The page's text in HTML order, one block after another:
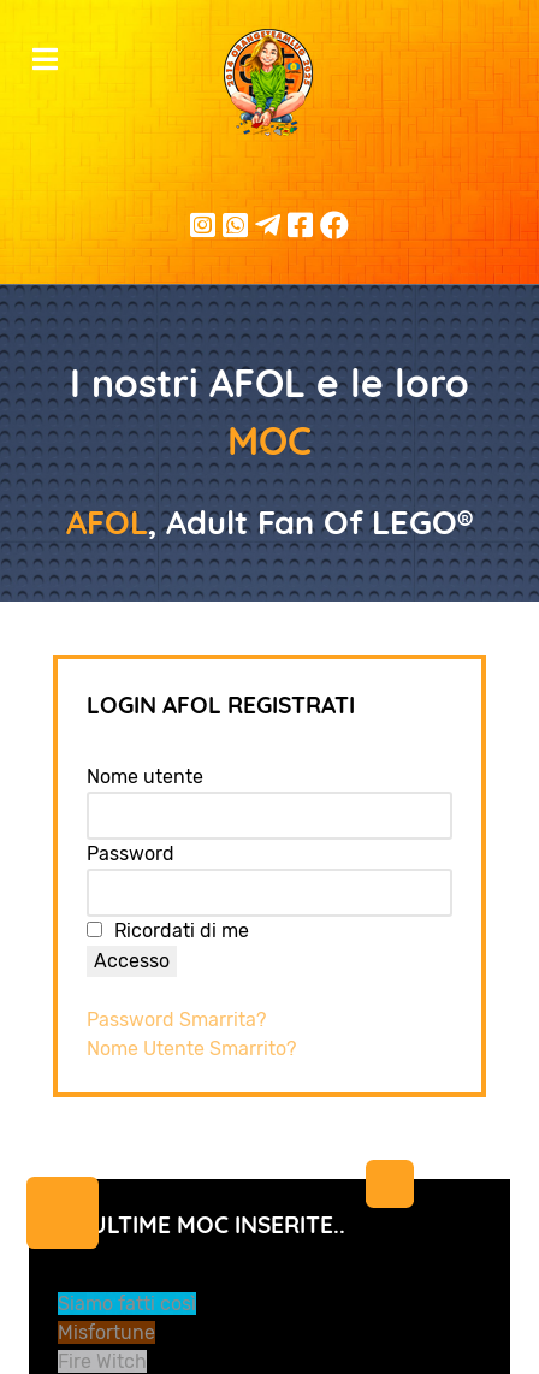
I nostri AFOL e le loro
MOC
AFOL, Adult Fan Of LEGO®
LOGIN AFOL REGISTRATI
Nome utente
Password
Ricordati di me
Accesso
Password Smarrita?
Nome Utente Smarrito?
LE ULTIME MOC INSERITE..
Siamo fatti così
Misfortune
Fire Witch